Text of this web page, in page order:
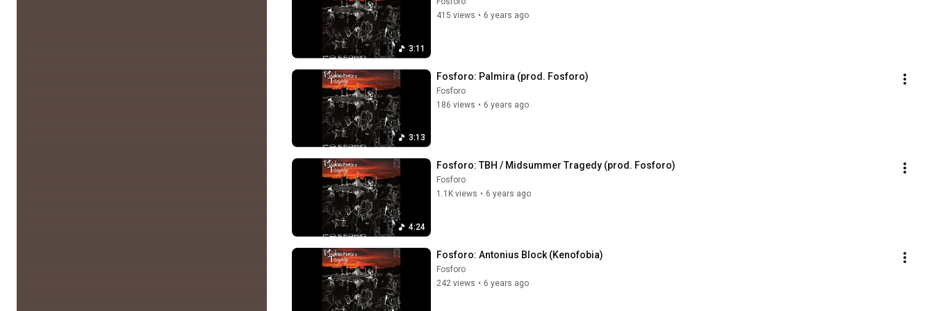
3:11
415 views • 6 years ago
3:13
Fosforo: Palmira (prod. Fosforo)
Fosforo
186 views • 6 years ago
4:24
Fosforo: TBH / Midsummer Tragedy (prod. Fosforo)
Fosforo
1.1K views • 6 years ago
Fosforo: Antonius Block (Kenofobia)
Fosforo
242 views • 6 years ago